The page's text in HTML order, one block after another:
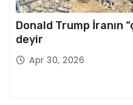
Donald Trump İranın
deyir
Apr 30, 2026